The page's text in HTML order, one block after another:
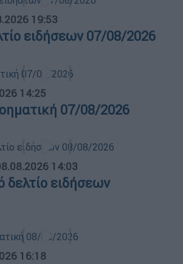
19:53
ειδήσεων 07/08/2026
14:25
07/08/2026
14:03
δελτίο ειδήσεων
16:18